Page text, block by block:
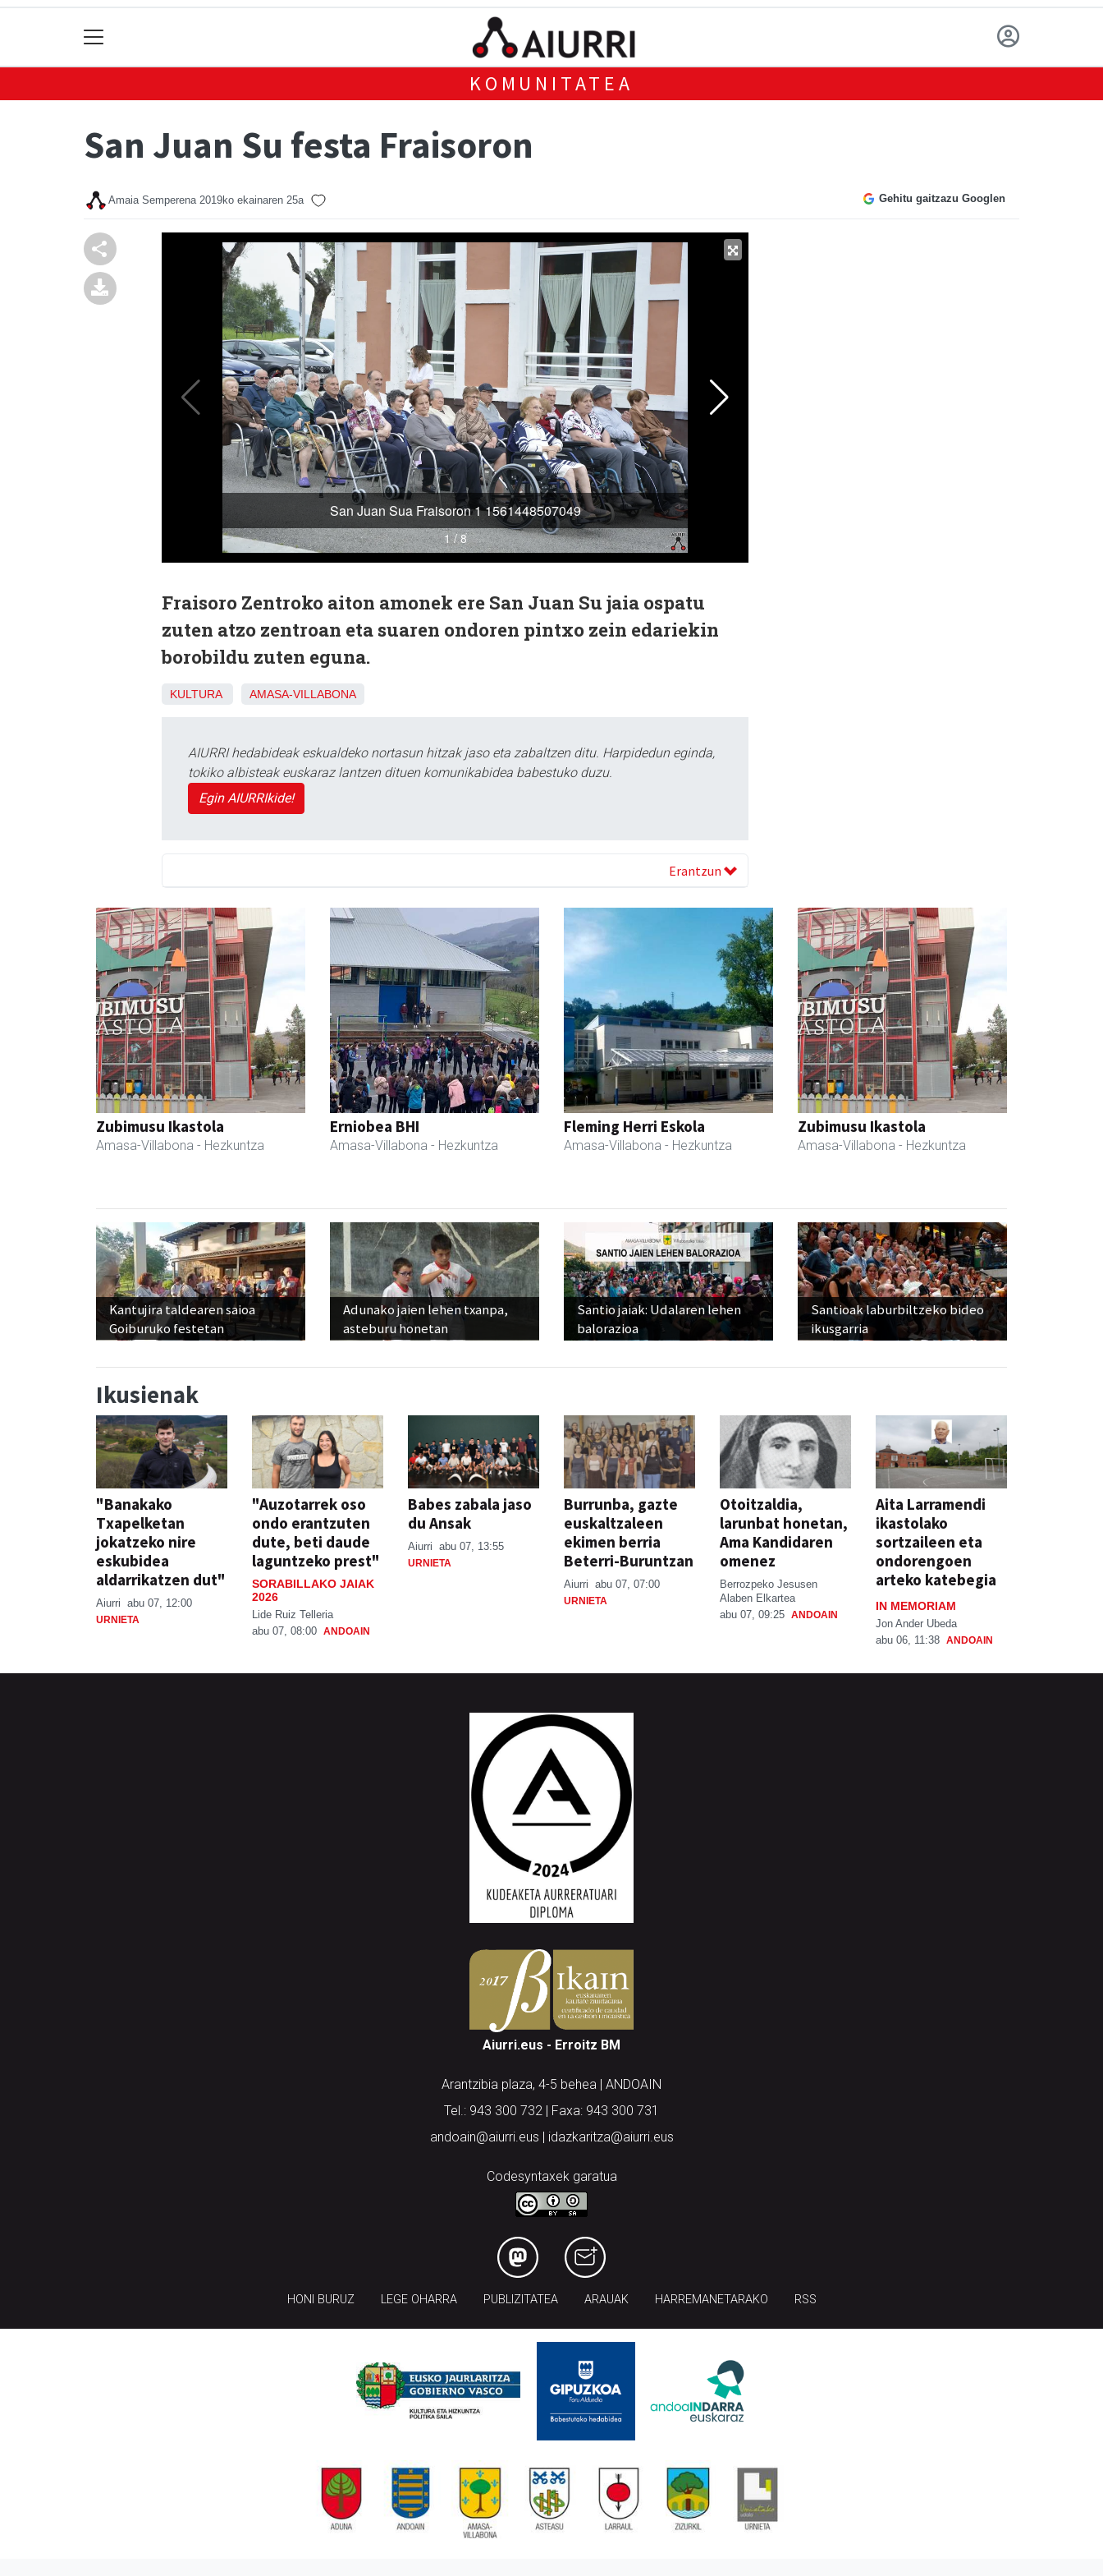
KOMUNITATEA
San Juan Su festa Fraisoron
Amaia Semperena 2019ko ekainaren 25a Gehitu gaitzazu Googlen
Fraisoro Zentroko aiton amonek ere San Juan Su jaia ospatu
zuten atzo zentroan eta suaren ondoren pintxo zein edariekin
borobildu zuten eguna.
KULTURA AMASA-VILLABONA
AIURRI hedabideak eskualdeko nortasun hitzak jaso eta zabaltzen ditu. Harpidedun eginda,
tokiko albisteak euskaraz lantzen dituen komunikabidea babestuko duzu.
Egin AIURRIkide!
Erantzun
Zubimusu Ikastola
Amasa-Villabona - Hezkuntza
Erniobea BHI
Amasa-Villabona - Hezkuntza
Fleming Herri Eskola
Amasa-Villabona - Hezkuntza
Zubimusu Ikastola
Amasa-Villabona - Hezkuntza
Kantujira taldearen saioa
Goiburuko festetan
Adunako jaien lehen txanpa,
asteburu honetan
Santio jaiak: Udalaren lehen
balorazioa
Santioak laburbiltzeko bideo
ikusgarria
Ikusienak
"Banakako
Txapelketan
jokatzeko nire
eskubidea
aldarrikatzen dut"
Aiurri abu 07, 12:00
URNIETA
"Auzotarrek oso
ondo erantzuten
dute, beti daude
laguntzeko prest"
SORABILLAKO JAIAK
2026
Lide Ruiz Telleria
abu 07, 08:00 ANDOAIN
Babes zabala jaso
du Ansak
Aiurri abu 07, 13:55
URNIETA
Burrunba, gazte
euskaltzaleen
ekimen berria
Beterri-Buruntzan
Aiurri abu 07, 07:00
URNIETA
Otoitzaldia,
larunbat honetan,
Ama Kandidaren
omenez
Berrozpeko Jesusen
Alaben Elkartea
abu 07, 09:25 ANDOAIN
Aita Larramendi
ikastolako
sortzaileen eta
ondorengoen
arteko katebegia
IN MEMORIAM
Jon Ander Ubeda
abu 06, 11:38 ANDOAIN
Aiurri.eus - Erroitz BM
Arantzibia plaza, 4-5 behea | ANDOAIN
Tel.: 943 300 732 | Faxa: 943 300 731
andoain@aiurri.eus | idazkaritza@aiurri.eus
Codesyntaxek garatua
HONI BURUZ LEGE OHARRA PUBLIZITATEA ARAUAK HARREMANETARAKO RSS